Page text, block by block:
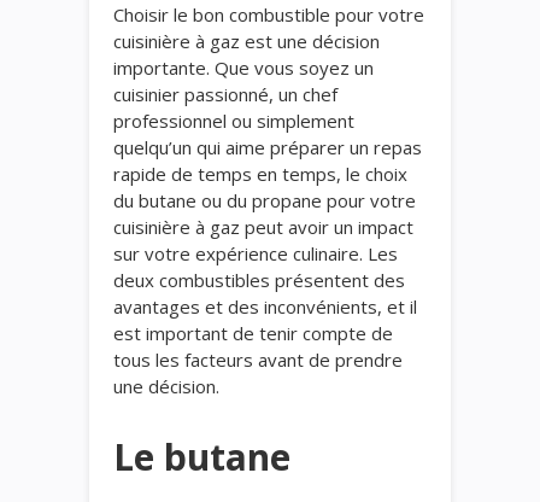
Choisir le bon combustible pour votre
cuisinière à gaz est une décision
importante. Que vous soyez un
cuisinier passionné, un chef
professionnel ou simplement
quelqu’un qui aime préparer un repas
rapide de temps en temps, le choix
du butane ou du propane pour votre
cuisinière à gaz peut avoir un impact
sur votre expérience culinaire. Les
deux combustibles présentent des
avantages et des inconvénients, et il
est important de tenir compte de
tous les facteurs avant de prendre
une décision.
Le butane